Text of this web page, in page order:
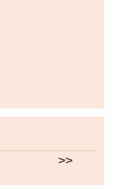
>>